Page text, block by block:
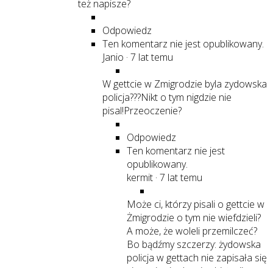
też napisze?
Odpowiedz
Ten komentarz nie jest opublikowany.
Janio · 7 lat temu
W gettcie w Zmigrodzie byla zydowska
policja???Nikt o tym nigdzie nie
pisal!Przeoczenie?
Odpowiedz
Ten komentarz nie jest
opublikowany.
kermit · 7 lat temu
Może ci, którzy pisali o gettcie w
Żmigrodzie o tym nie wiefdzieli?
A może, że woleli przemilczeć?
Bo bądźmy szczerzy: żydowska
policja w gettach nie zapisała się